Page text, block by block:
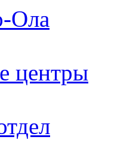
Ола
центры